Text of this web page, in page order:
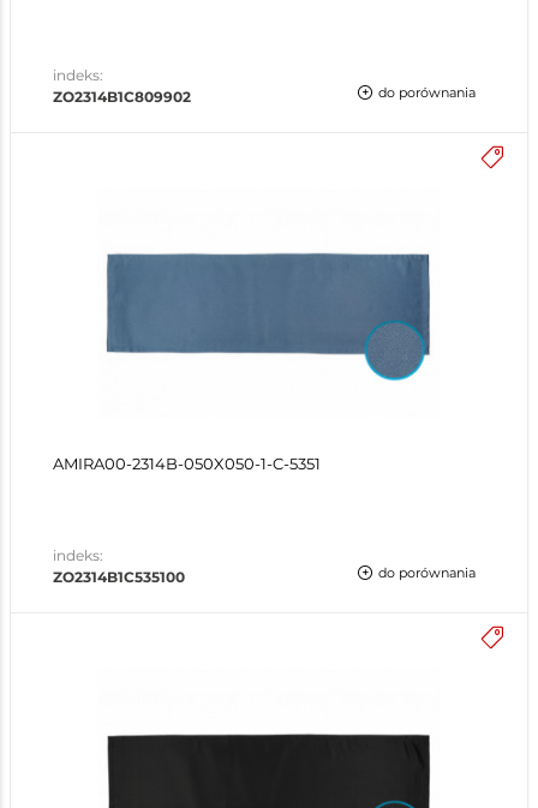
indeks:
ZO2314B1C809902
do porównania
AMIRA00-2314B-050X050-1-C-5351
indeks:
ZO2314B1C535100
do porównania